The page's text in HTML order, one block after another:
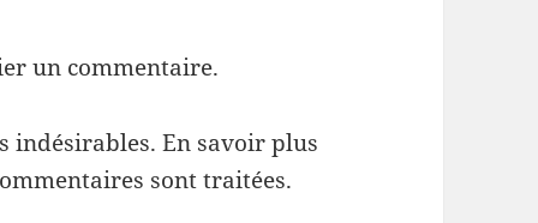
un commentaire.
indésirables.En savoir plus
sont traitées.